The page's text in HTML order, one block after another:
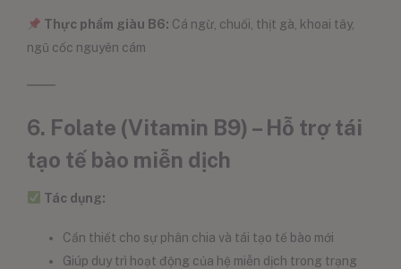
Thực phẩm giàu B6: Cá ngừ, chuối, thịt gà, khoai tây,
ngũ cốc nguyên cám
6. Folate (Vitamin B9) – Hỗ trợ tái
tạo tế bào miễn dịch
Tác dụng:
Cần thiết cho sự phân chia và tái tạo tế bào mới
Giúp duy trì hoạt động của hệ miễn dịch trong trạng